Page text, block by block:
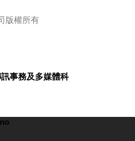
版權所有
事務及多媒體科